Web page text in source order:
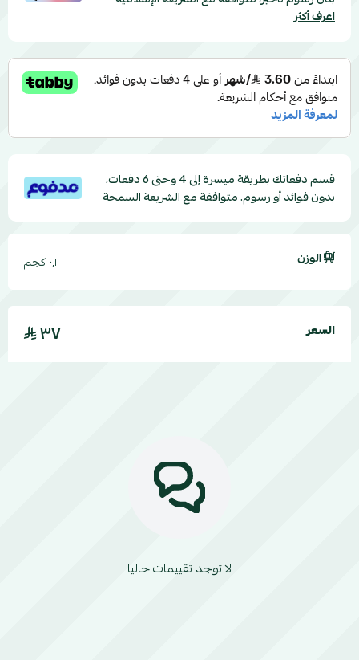
اعرف أكثر
قسم دفعاتك بطريقة ميسرة إلى 4 وحتى 6 دفعات،
بدون فوائد أو رسوم. متوافقة مع الشريعة السمحة
الوزن ٠٫١ كجم
السعر ٣٧
لا توجد تقييمات حاليا